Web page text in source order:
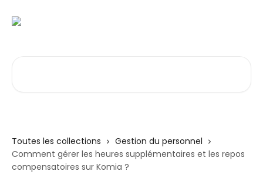
Toutes les collections
Gestion du personnel
Comment gérer les heures supplémentaires et les repos
compensatoires sur Komia ?